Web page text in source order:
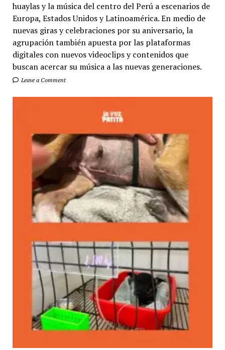
huaylas y la música del centro del Perú a escenarios de
Europa, Estados Unidos y Latinoamérica. En medio de
nuevas giras y celebraciones por su aniversario, la
agrupación también apuesta por las plataformas
digitales con nuevos videoclips y contenidos que
buscan acercar su música a las nuevas generaciones.
Leave a Comment